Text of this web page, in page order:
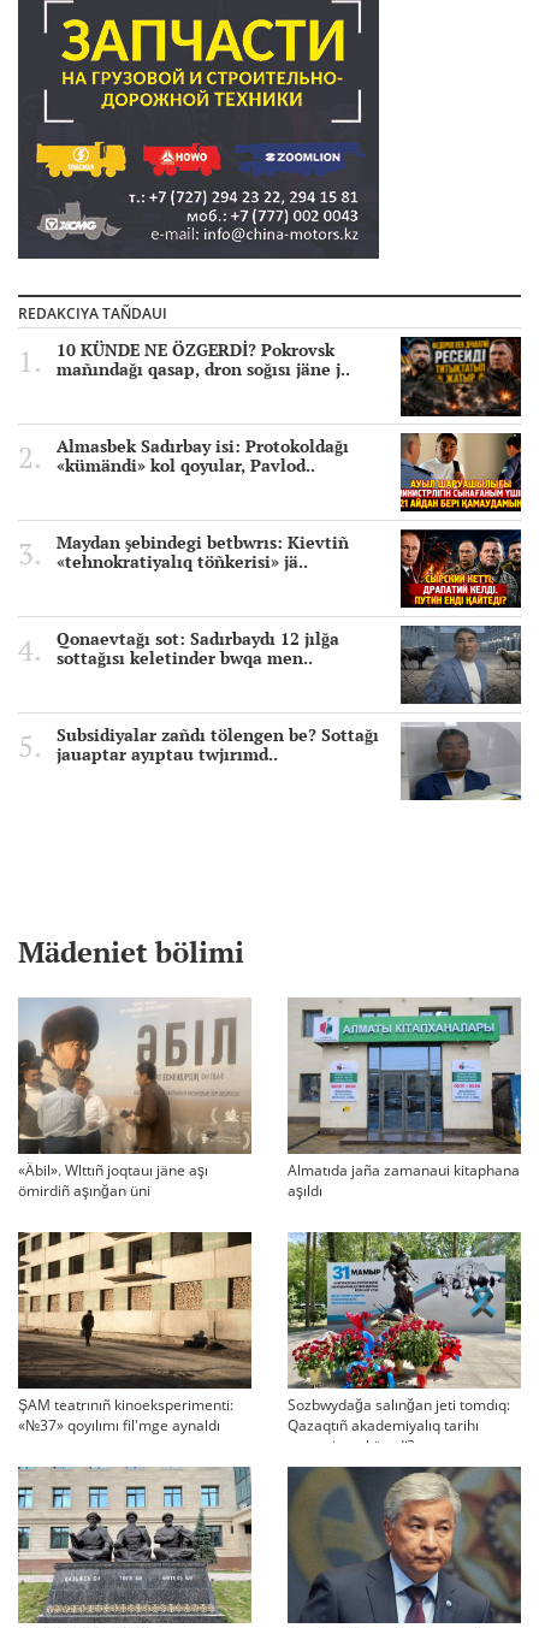
REDAKCIYA TAÑDAUI
10 KÜNDE NE ÖZGERDİ? Pokrovsk
mañındağı qasap, dron soğısı jäne j..
Almasbek Sadırbay isi: Protokoldağı
«kümändi» kol qoyular, Pavlod..
Maydan şebindegi betbwrıs: Kievtiñ
«tehnokratiyalıq töñkerisi» jä..
Qonaevtağı sot: Sadırbaydı 12 jılğa
sottağısı keletinder bwqa men..
Subsidiyalar zañdı tölengen be? Sottağı
jauaptar ayıptau twjırımd..
Mädeniet bölimi
«Äbil». Wlttıñ joqtauı jäne aşı
ömirdiñ aşınğan üni
Almatıda jaña zamanaui kitaphana
aşıldı
ŞAM teatrınıñ kinoeksperimenti:
«№37» qoyılımı fil'mge aynaldı
Sozbwydağa salınğan jeti tomdıq:
Qazaqtıñ akademiyalıq tarihı
qaşan jarıq köredi?